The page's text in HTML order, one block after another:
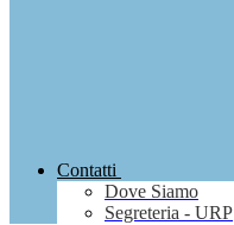
Contatti
Dove Siamo
Segreteria - URP